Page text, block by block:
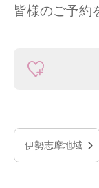
皆様のご予約
伊勢志摩地域